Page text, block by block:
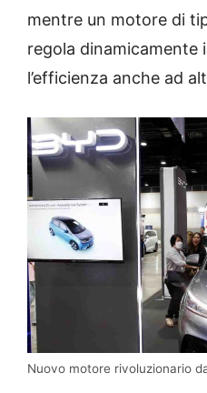
mentre un motore di
regola dinamicamente
l’efficienza anche ad
Nuovo motore rivoluzionario